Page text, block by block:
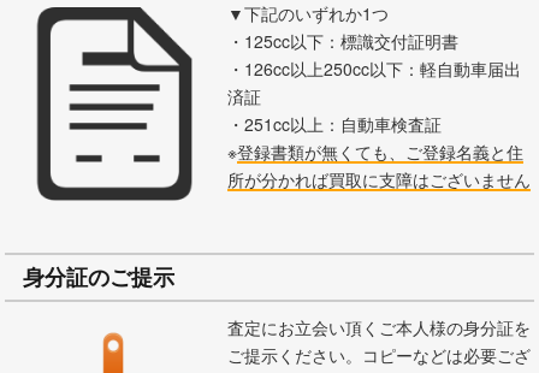
▼下記のいずれか1つ
・125cc以下：標識交付証明書
・126cc以上250cc以下：軽自動車届出
済証
・251cc以上：自動車検査証
※登録書類が無くても、ご登録名義と住
所が分かれば買取に支障はございません
身分証のご提示
査定にお立会い頂くご本人様の身分証を
ご提示ください。コピーなどは必要ござ